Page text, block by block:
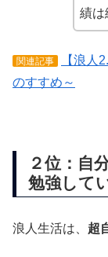
績は
関連記事
【浪人
のすすめ～
２位：自
勉強して
浪人生活は、 超